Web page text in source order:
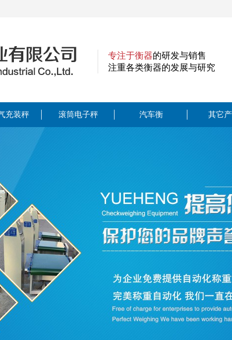
专注于衡器的研发与销售
注重各类衡器的发展与研究
充装秤 滚筒电子秤 汽车衡 其它